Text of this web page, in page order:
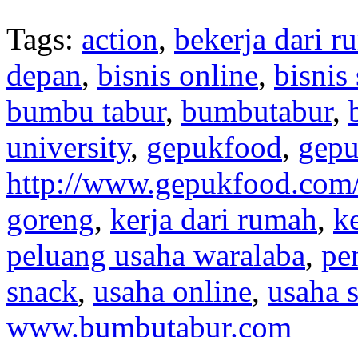
Tags: action, bekerja dari
depan, bisnis online, bisnis
bumbu tabur, bumbutabur,
university, gepukfood,
http://
goreng, kerja dari rumah,
peluang usaha waralaba,
snack, usaha online, usaha
www.bumbutabur.com